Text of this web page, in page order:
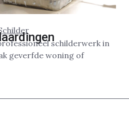
schilderwerk in
geverfde woning of